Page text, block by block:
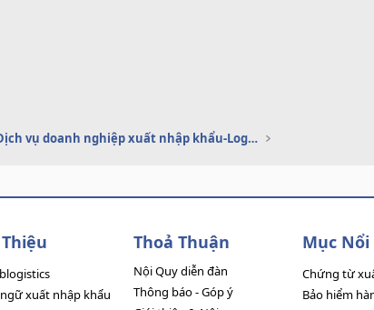
Dịch vụ doanh nghiệp xuất nhập khẩu-Logistics
xuất nhập khẩu
Thoả Thuận
Nội Quy diễn đàn
Thông báo - Góp ý
Mục Nổi
Chứng từ
Bảo hiểm